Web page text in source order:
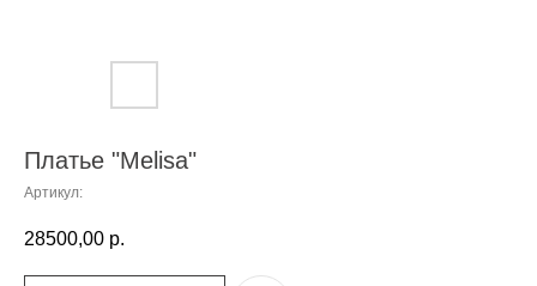
Платье "Melisa"
Артикул:
28500,00 р.